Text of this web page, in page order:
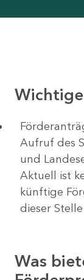
Aufruf des
und
Aktuell ist
künftige
dieser
Was